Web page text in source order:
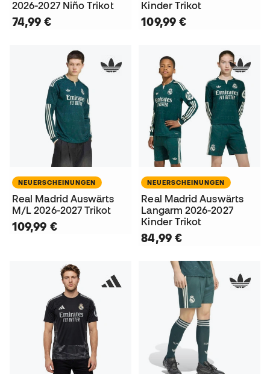
2026-2027 Niño Trikot
74,99 €
Kinder Trikot
109,99 €
NEUERSCHEINUNGEN
Real Madrid Auswärts
M/L 2026-2027 Trikot
109,99 €
NEUERSCHEINUNGEN
Real Madrid Auswärts
Langarm 2026-2027
Kinder Trikot
84,99 €